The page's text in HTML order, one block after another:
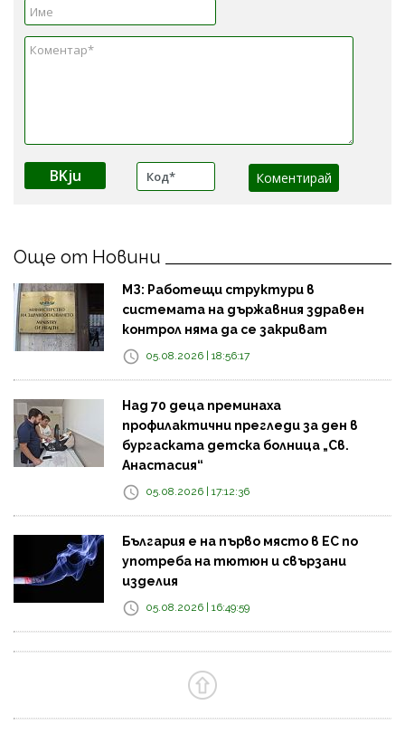
BKju
Още от Новини
МЗ: Работещи структури в
системата на държавния здравен
контрол няма да се закриват
05.08.2026 | 18:56:17
Над 70 деца преминаха
профилактични прегледи за ден в
бургаската детска болница „Св.
Анастасия“
05.08.2026 | 17:12:36
България е на първо място в ЕС по
употреба на тютюн и свързани
изделия
05.08.2026 | 16:49:59